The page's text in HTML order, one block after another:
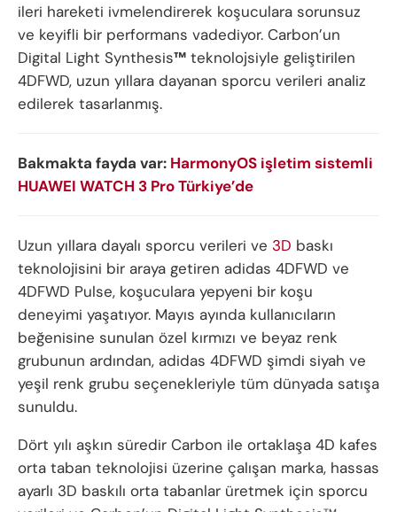
ileri hareketi ivmelendirerek koşuculara sorunsuz
ve keyifli bir performans vadediyor. Carbon’un
Digital Light Synthesis™ teknolojsiyle geliştirilen
4DFWD, uzun yıllara dayanan sporcu verileri analiz
edilerek tasarlanmış.
Bakmakta fayda var: HarmonyOS işletim sistemli
HUAWEI WATCH 3 Pro Türkiye’de
Uzun yıllara dayalı sporcu verileri ve 3D baskı
teknolojisini bir araya getiren adidas 4DFWD ve
4DFWD Pulse, koşuculara yepyeni bir koşu
deneyimi yaşatıyor. Mayıs ayında kullanıcıların
beğenisine sunulan özel kırmızı ve beyaz renk
grubunun ardından, adidas 4DFWD şimdi siyah ve
yeşil renk grubu seçenekleriyle tüm dünyada satışa
sunuldu.
Dört yılı aşkın süredir Carbon ile ortaklaşa 4D kafes
orta taban teknolojisi üzerine çalışan marka, hassas
ayarlı 3D baskılı orta tabanlar üretmek için sporcu